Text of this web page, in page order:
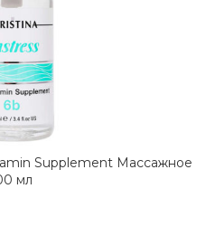
Supplement Массажное
мл